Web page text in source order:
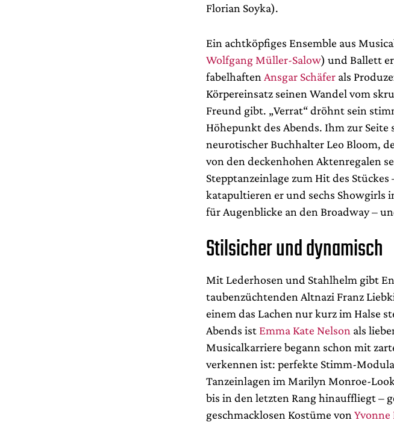
Florian Soyka).
Ein achtköpfiges Ensemble aus
Wolfgang Müller-Salow) und Ballett
fabelhaften Ansgar Schäfer als
Körpereinsatz seinen Wandel vom
Freund gibt. „Verrat“ dröhnt sein
Höhepunkt des Abends. Ihm zur Seite
neurotischer Buchhalter Leo Bloom,
von den deckenhohen Aktenregalen
Stepptanzeinlage zum Hit des
katapultieren er und sechs Showgirls
für Augenblicke an den Broadway –
Stilsicher und dynamisch
Mit Lederhosen und Stahlhelm gibt
taubenzüchtenden Altnazi Franz
einem das Lachen nur kurz im Halse
Abends ist Emma Kate Nelson als
Musicalkarriere begann schon mit
verkennen ist: perfekte Stimm-
Tanzeinlagen im Marilyn Monroe-
bis in den letzten Rang hinauffliegt –
geschmacklosen Kostüme von Yvonne